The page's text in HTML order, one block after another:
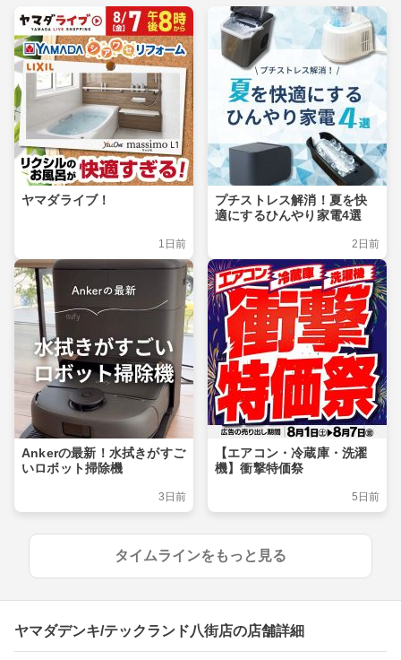
ヤマダライブ！
1日前
プチストレス解消！夏を快
適にするひんやり家電4選
2日前
Ankerの最新！水拭きがすご
いロボット掃除機
3日前
【エアコン・冷蔵庫・洗濯
機】衝撃特価祭
5日前
タイムラインをもっと見る
ヤマダデンキ/テックランド八街店の店舗詳細